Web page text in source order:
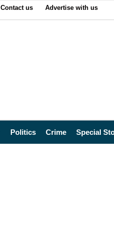
Contact us Advertise with us
Politics Crime Special